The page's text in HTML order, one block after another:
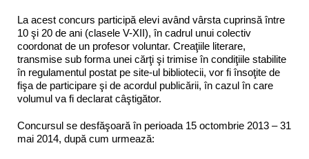
La acest concurs participă elevi având vârsta cuprinsă între
10 şi 20 de ani (clasele V-XII), în cadrul unui colectiv
coordonat de un profesor voluntar. Creaţiile literare,
transmise sub forma unei cărţi şi trimise în condiţiile stabilite
în regulamentul postat pe site-ul bibliotecii, vor fi însoţite de
fişa de participare şi de acordul publicării, în cazul în care
volumul va fi declarat câştigător.
Concursul se desfăşoară în perioada 15 octombrie 2013 – 31
mai 2014, după cum urmează: